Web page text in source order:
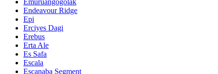
Endeavour Ridge
Epi
Erciyes Dagi
Erebus
Erta Ale
Es Safa
Escala
Escanaba Segment